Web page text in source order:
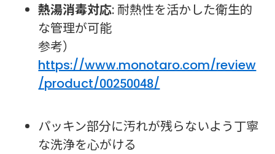
熱湯消毒対応: 耐熱性を活かした衛生的
な管理が可能
参考）
https://www.monotaro.com/review
/product/00250048/
パッキン部分に汚れが残らないよう丁寧
な洗浄を心がける